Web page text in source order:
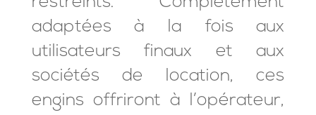
adaptées à la fois aux
utilisateurs finaux et aux
sociétés de location, ces
engins offriront à l’opérateur,